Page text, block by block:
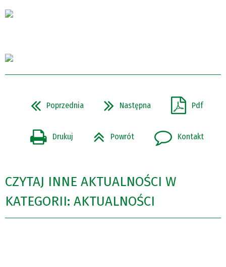
Poprzednia Następna Pdf
Drukuj Powrót Kontakt
CZYTAJ INNE AKTUALNOŚCI W
KATEGORII: AKTUALNOŚCI